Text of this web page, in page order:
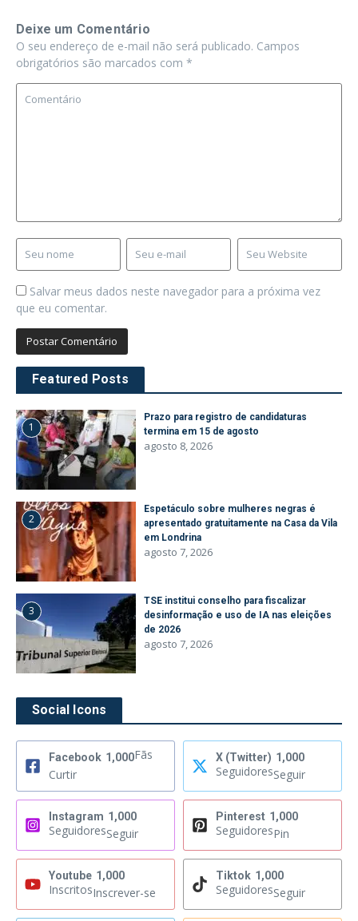
Deixe um Comentário
O seu endereço de e-mail não será publicado. Campos
obrigatórios são marcados com *
Salvar meus dados neste navegador para a próxima vez
que eu comentar.
Featured Posts
1
Prazo para registro de candidaturas
termina em 15 de agosto
agosto 8, 2026
2
Espetáculo sobre mulheres negras é
apresentado gratuitamente na Casa da Vila
em Londrina
agosto 7, 2026
3
TSE institui conselho para fiscalizar
desinformação e uso de IA nas eleições
de 2026
agosto 7, 2026
Social Icons
Facebook 1,000Fãs
Curtir
X (Twitter) 1,000
SeguidoresSeguir
Instagram 1,000
SeguidoresSeguir
Pinterest 1,000
SeguidoresPin
Youtube 1,000
InscritosInscrever-se
Tiktok 1,000
SeguidoresSeguir